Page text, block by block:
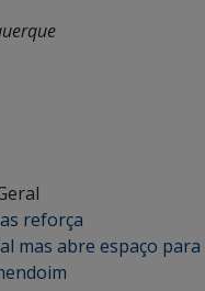
reforça
mas abre espaço para